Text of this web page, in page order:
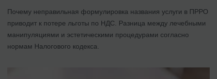
Почему неправильная формулировка названия услуги в ПРРО
приводит к потере льготы по НДС. Разница между лечебными
манипуляциями и эстетическими процедурами согласно
нормам Налогового кодекса.